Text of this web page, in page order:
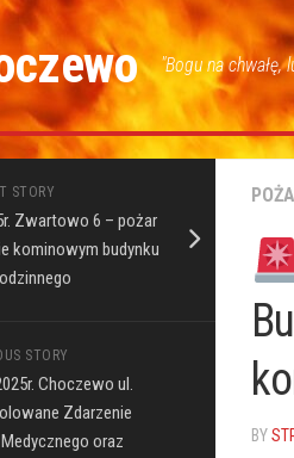
"Bogu na
BY
STORY
Zwartowo 6 – pożar
kominowym budynku
STORY
Choczewo ul.
Zdarzenie
oraz